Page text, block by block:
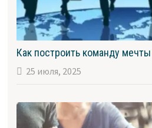
Как построить команду
25 июля, 2025